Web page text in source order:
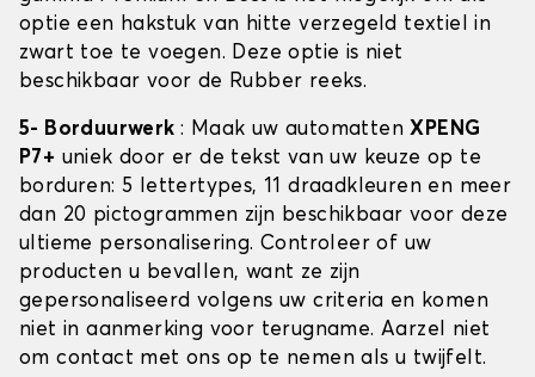
optie een hakstuk van hitte verzegeld textiel in
zwart toe te voegen. Deze optie is niet
beschikbaar voor de Rubber reeks.
5- Borduurwerk : Maak uw automattenXPENG
P7+ uniek door er de tekst van uw keuze op te
borduren: 5 lettertypes, 11 draadkleuren en meer
dan 20 pictogrammen zijn beschikbaar voor deze
ultieme personalisering. Controleer of uw
producten u bevallen, want ze zijn
gepersonaliseerd volgens uw criteria en komen
niet in aanmerking voor terugname. Aarzel niet
om contact met ons op te nemen als u twijfelt.